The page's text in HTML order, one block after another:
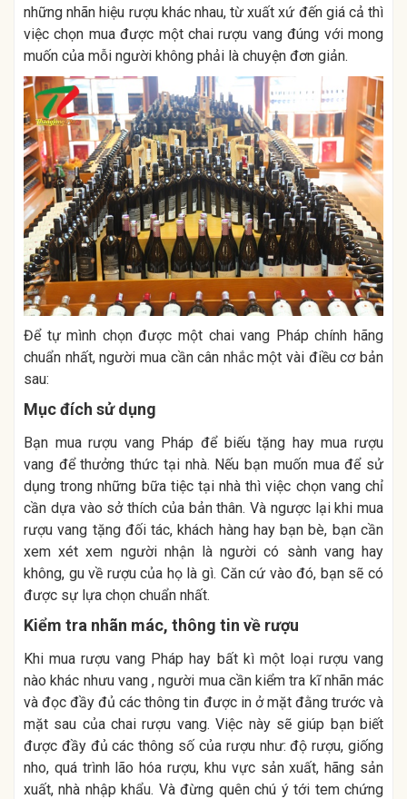
những nhãn hiệu rượu khác nhau, từ xuất xứ đến giá cả thì
việc chọn mua được một chai rượu vang đúng với mong
muốn của mỗi người không phải là chuyện đơn giản.
Để tự mình chọn được một chai vang Pháp chính hãng
chuẩn nhất, người mua cần cân nhắc một vài điều cơ bản
sau:
Mục đích sử dụng
Bạn mua rượu vang Pháp để biếu tặng hay mua rượu
vang để thưởng thức tại nhà. Nếu bạn muốn mua để sử
dụng trong những bữa tiệc tại nhà thì việc chọn vang chỉ
cần dựa vào sở thích của bản thân. Và ngược lại khi mua
rượu vang tặng đối tác, khách hàng hay bạn bè, bạn cần
xem xét xem người nhận là người có sành vang hay
không, gu về rượu của họ là gì. Căn cứ vào đó, bạn sẽ có
được sự lựa chọn chuẩn nhất.
Kiểm tra nhãn mác, thông tin về rượu
Khi mua rượu vang Pháp hay bất kì một loại rượu vang
nào khác nhưu vang , người mua cần kiểm tra kĩ nhãn mác
và đọc đầy đủ các thông tin được in ở mặt đằng trước và
mặt sau của chai rượu vang. Việc này sẽ giúp bạn biết
được đầy đủ các thông số của rượu như: độ rượu, giống
nho, quá trình lão hóa rượu, khu vực sản xuất, hãng sản
xuất, nhà nhập khẩu. Và đừng quên chú ý tới tem chứng